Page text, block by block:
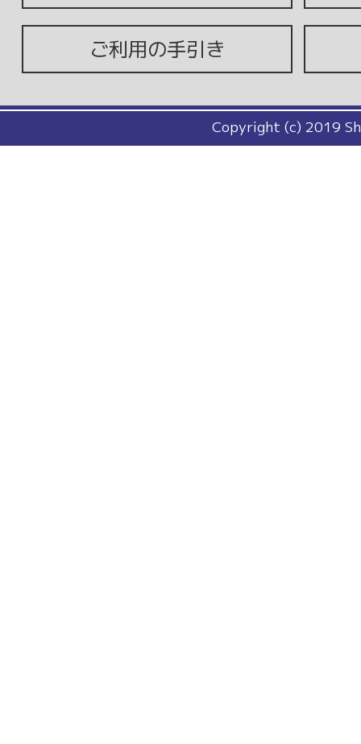
ご利用の手引き
Copyright (c) 2019